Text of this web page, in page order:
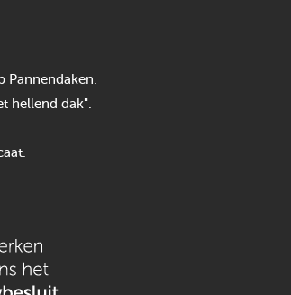
Pannendaken.
hellend dak".